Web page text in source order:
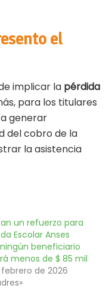
el
implicar la pérdida
para los titulares
generar
del cobro de la
la asistencia
un refuerzo para
Escolar Anses
beneficiario
menos de $ 85 mil
de 2026